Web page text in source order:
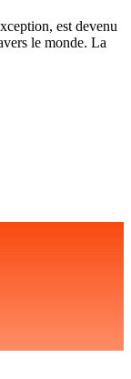
est devenu
le monde. La